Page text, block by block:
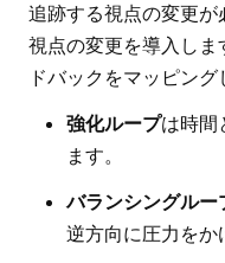
追跡する視点の変更が
視点の変更を導入し
ドバックをマッピング
強化ループは時間
ます。
バランシングルー
逆方向に圧力をか